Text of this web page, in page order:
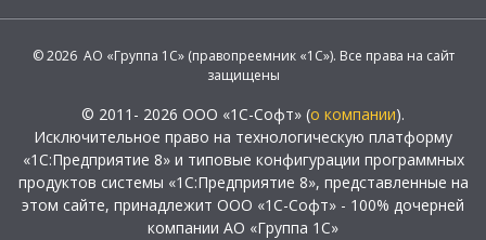
© 2026 АО «Группа 1С» (правопреемник «1С»). Все права на сайт
защищены
© 2011- 2026 ООО «1С-Софт» (о компании).
Исключительное право на технологическую платформу
«1С:Предприятие 8» и типовые конфигурации программных
продуктов системы «1С:Предприятие 8», представленные на
этом сайте, принадлежит ООО «1С-Софт» - 100% дочерней
компании АО «Группа 1С»